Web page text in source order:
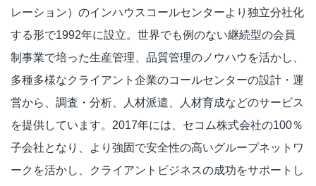
レーション）のインハウスコールセンターより独立分社化
する形で1992年に設立。世界でも例のない継続型の会員
制事業で培った生産管理、品質管理のノウハウを活かし、
多種多様なクライアント企業のコールセンターの設計・運
営から、調査・分析、人材派遣、人材育成などのサービス
を提供しています。2017年には、セコム株式会社の100％
子会社となり、より強固で安全性の高いグループネットワ
ークを活かし、クライアントビジネスの成功をサポートし